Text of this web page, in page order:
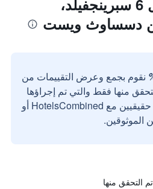
تقييمات حول موتل 6 سبرينجفيلد،
دسساوث ويست
نقوم بجمع وعرض التقييمات من
منها فقط والتي تم إجراؤها
بواسطة مستخدمين حقيقيين مع HotelsCombined أو
الموثوقين.